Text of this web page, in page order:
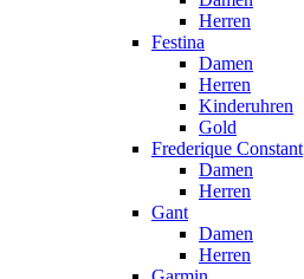
Herren
Festina
Damen
Herren
Kinderuhren
Gold
Frederique Constant
Damen
Herren
Gant
Damen
Herren